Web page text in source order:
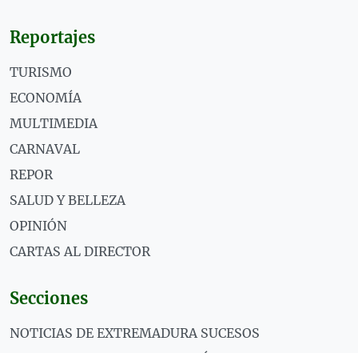
Reportajes
TURISMO
ECONOMÍA
MULTIMEDIA
CARNAVAL
REPOR
SALUD Y BELLEZA
OPINIÓN
CARTAS AL DIRECTOR
Secciones
NOTICIAS DE EXTREMADURA SUCESOS